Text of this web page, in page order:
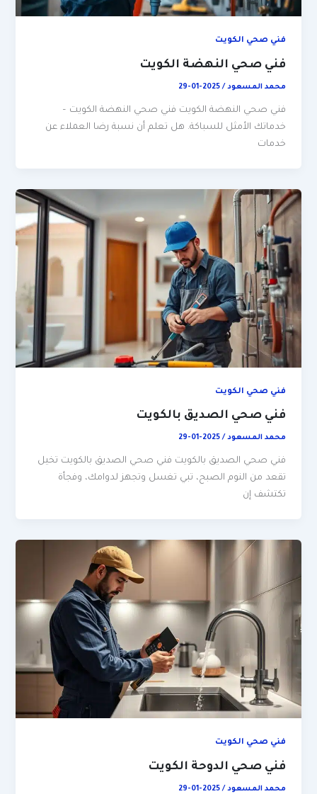
فني صحي الكويت
فني صحي النهضة الكويت
محمد المسعود/
2025-01-29
فني صحي النهضة الكويت فني صحي النهضة الكويت –
خدماتك الأمثل للسباكة. هل تعلم أن نسبة رضا العملاء عن
خدمات
فني صحي الكويت
فني صحي الصديق بالكويت
محمد المسعود/
2025-01-29
فني صحي الصديق بالكويت فني صحي الصديق بالكويت تخيل
تقعد من النوم الصبح، تبي تغسل وتجهز لدوامك، وفجأة
تكتشف إن
فني صحي الكويت
فني صحي الدوحة الكويت
محمد المسعود/
2025-01-29